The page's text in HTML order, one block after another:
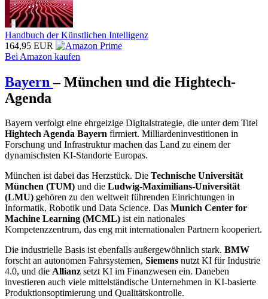
Handbuch der Künstlichen Intelligenz
164,95 EUR
Bei Amazon kaufen
Bayern– München und die Hightech-
Agenda
Bayern verfolgt eine ehrgeizige Digitalstrategie, die unter dem Titel
Hightech Agenda Bayern firmiert. Milliardeninvestitionen in
Forschung und Infrastruktur machen das Land zu einem der
dynamischsten KI-Standorte Europas.
München ist dabei das Herzstück. Die Technische Universität
München (TUM) und die Ludwig-Maximilians-Universität
(LMU) gehören zu den weltweit führenden Einrichtungen in
Informatik, Robotik und Data Science. Das Munich Center for
Machine Learning (MCML) ist ein nationales
Kompetenzzentrum, das eng mit internationalen Partnern kooperiert.
Die industrielle Basis ist ebenfalls außergewöhnlich stark. BMW
forscht an autonomen Fahrsystemen, Siemens nutzt KI für Industrie
4.0, und die Allianz setzt KI im Finanzwesen ein. Daneben
investieren auch viele mittelständische Unternehmen in KI-basierte
Produktionsoptimierung und Qualitätskontrolle.